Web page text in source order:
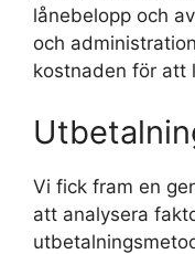
lånebelopp och
och
kostnaden för att
Vi fick fram en
att analysera